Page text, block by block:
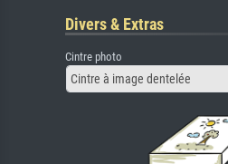
Divers & Extras
Cintre photo
Cintre à image dentelée